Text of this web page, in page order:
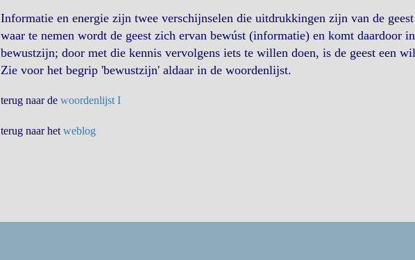
Informatie en energie zijn twee verschijnselen die uitdrukkingen zijn van de
waar te nemen wordt de geest zich ervan bewúst (informatie) en komt daardoor in
bewustzijn; door met die kennis vervolgens iets te willen doen, is de geest een
Zie voor het begrip 'bewustzijn' aldaar in de woordenlijst.
terug naar de woordenlijst I
terug naar het weblog